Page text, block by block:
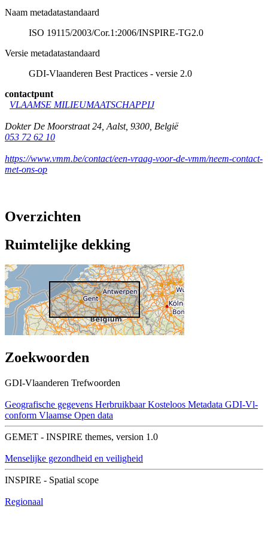
Naam metadatastandaard
ISO 19115/2003/Cor.1:2006/INSPIRE-TG2.0
Versie metadatastandaard
GDI-Vlaanderen Best Practices - versie 2.0
contactpunt
VLAAMSE MILIEUMAATSCHAPPIJ
Dokter De Moorstraat 24 Aalst, 9300 België
053 72 62 10
https://www.vmm.be/contact/een-vraag-voor-de-vmm/neem-contact-
met-ons-op
Overzichten
Ruimtelijke dekking
Zoekwoorden
GDI-Vlaanderen Trefwoorden
Geografische gegevens Herbruikbaar Kosteloos Metadata GDI-Vl-
conform Vlaamse Open data
GEMET - INSPIRE themes, version 1.0
Menselijke gezondheid en veiligheid
INSPIRE - Spatial scope
Regionaal